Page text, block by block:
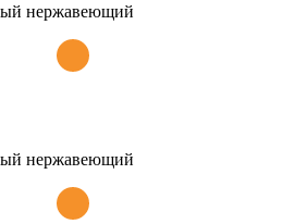
нержавеющий
нержавеющий